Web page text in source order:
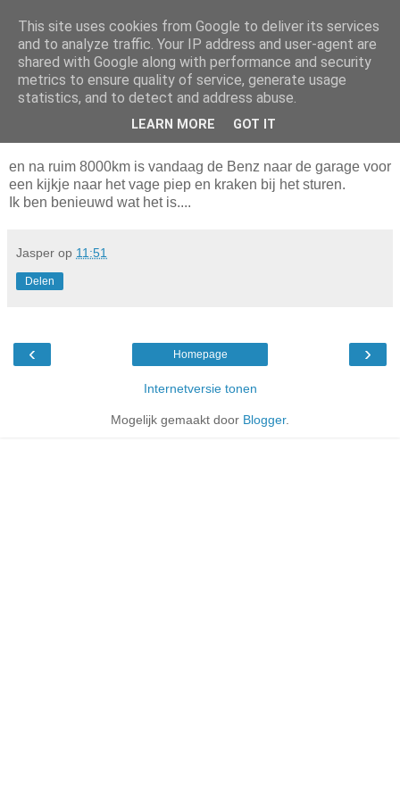
Da_Blog
You don't put a bumpersticker on a Bentley
dinsdag, september 15, 2009
en na ruim 8000km is vandaag de Benz naar de garage voor
een kijkje naar het vage piep en kraken bij het sturen.
Ik ben benieuwd wat het is....
Jasper op 11:51
Delen
‹ ›
Homepage
Internetversie tonen
Mogelijk gemaakt door Blogger.
This site uses cookies from Google to deliver its services
and to analyze traffic. Your IP address and user-agent are
shared with Google along with performance and security
metrics to ensure quality of service, generate usage
statistics, and to detect and address abuse.
LEARN MORE GOT IT